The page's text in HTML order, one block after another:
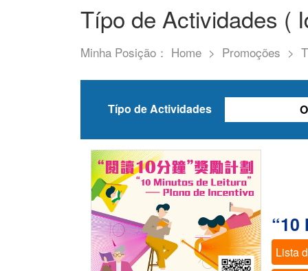
Típo de Actividades (
Minha Posição： Home > Promoções >
Típo de Actividades
Lista